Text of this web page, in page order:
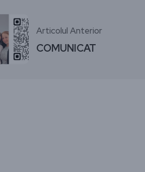
Articolul Anterior
COMUNICAT